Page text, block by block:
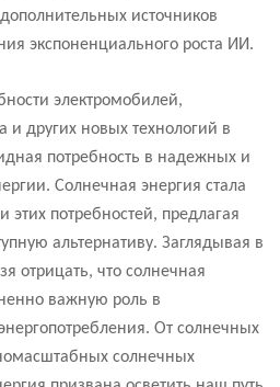
источников
экспоненциального роста ИИ.
электромобилей,
и других новых технологий в
потребность в надежных и
Солнечная энергия стала
этих потребностей, предлагая
альтернативу. Заглядывая в
отрицать, что солнечная
важную роль в
От солнечных
солнечных